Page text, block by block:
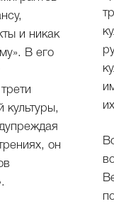
и никак
В его
он